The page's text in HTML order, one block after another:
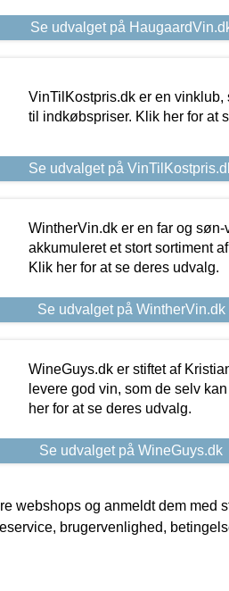
Se udvalget på
VinTilKostpris.dk er en
til indkøbspriser. Klik her for at
Se udvalget på
WintherVin.dk er en far og
akkumuleret et stort sortiment
Klik her for at se deres udvalg.
Se udvalget på WintherVin.dk
WineGuys.dk er stiftet af
levere god vin, som de selv
her for at se deres udvalg.
Se udvalget på WineGuys.dk
webshops og anmeldt dem med
brugervenlighed,